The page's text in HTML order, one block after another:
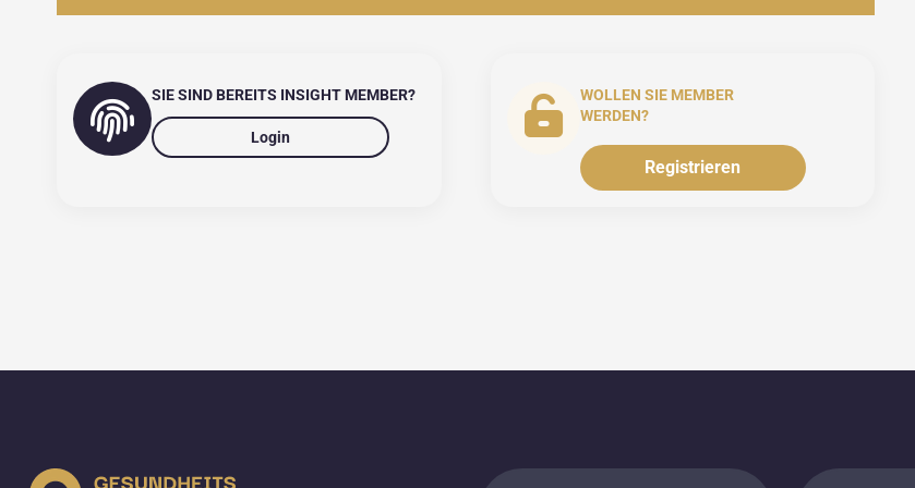
SIE SIND BEREITS INSIGHT MEMBER?
Login
WOLLEN SIE MEMBER
WERDEN?
Registrieren